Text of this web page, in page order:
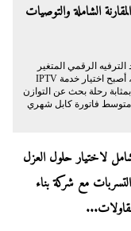
المقارنة الشاملة والتوصيات
الرقمي المتغير
باستمرار، أصبح اختيار خدمة IPTV
بمثابة رحلة بحث عن التوازن
متوسط فاتورة كابل شهري
لاختيار حلول العزل
مع شركة بناء